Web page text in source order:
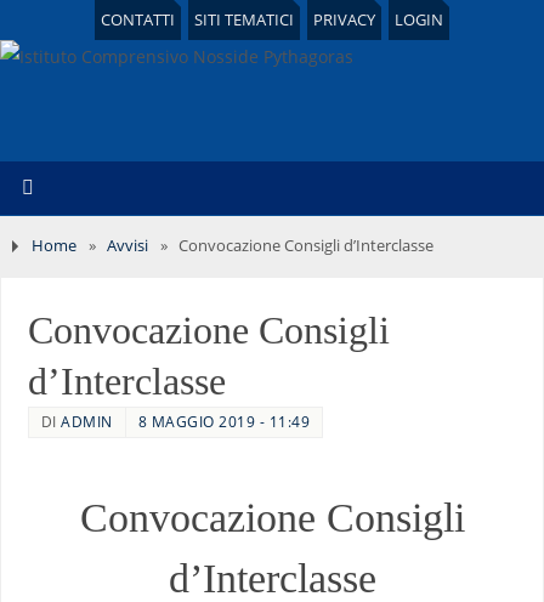
CONTATTI SITI TEMATICI PRIVACY LOGIN
Home » Avvisi » Convocazione Consigli d’Interclasse
Convocazione Consigli
d’Interclasse
DIADMIN 8 MAGGIO 2019 - 11:49
Convocazione Consigli
d’Interclasse